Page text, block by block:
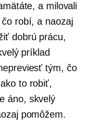
a milovali
robí, a naozaj
dobrú prácu,
príklad
tým, čo
to robiť,
áno, skvelý
pomôžem.